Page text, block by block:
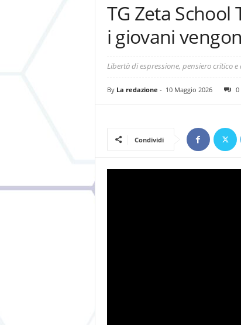
TG Zeta School
i giovani
Libertà di espressione, pensiero critico
By La redazione - 10 Maggio 2026 0
Condividi